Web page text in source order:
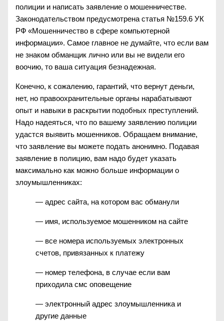
полиции и написать заявление о мошенничестве.
Законодательством предусмотрена статья №159.6 УК
РФ «Мошенничество в сфере компьютерной
информации». Самое главное не думайте, что если вам
не знаком обманщик лично или вы не видели его
воочию, то ваша ситуация безнадежная.
Конечно, к сожалению, гарантий, что вернут деньги,
нет, но правоохранительные органы нарабатывают
опыт и навыки в раскрытии подобных преступлений.
Надо надеяться, что по вашему заявлению полиции
удастся выявить мошенников. Обращаем внимание,
что заявление вы можете подать анонимно. Подавая
заявление в полицию, вам надо будет указать
максимально как можно больше информации о
злоумышленниках:
— адрес сайта, на котором вас обманули
— имя, используемое мошенником на сайте
— все номера используемых электронных
счетов, привязанных к платежу
— номер телефона, в случае если вам
приходила смс оповещение
— электронный адрес злоумышленника и
другие данные